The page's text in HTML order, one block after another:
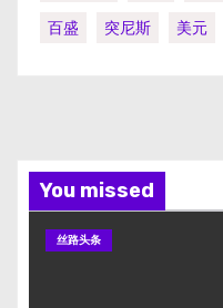
百盛
突尼斯 美元
You missed
丝路头条